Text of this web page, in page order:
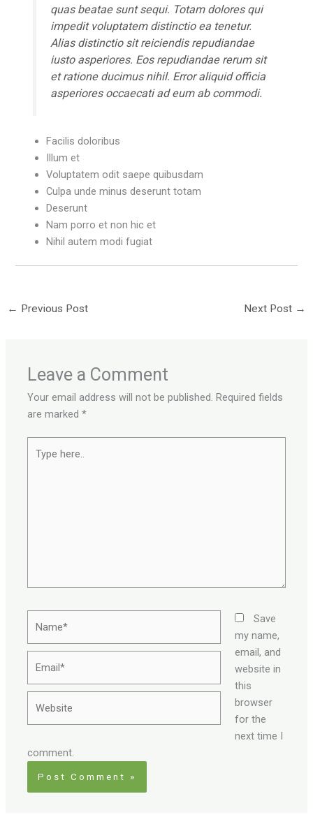
quas beatae sunt sequi. Totam dolores qui
impedit voluptatem distinctio ea tenetur.
Alias distinctio sit reiciendis repudiandae
iusto asperiores. Eos repudiandae rerum sit
et ratione ducimus nihil. Error aliquid officia
asperiores occaecati ad eum ab commodi.
Facilis doloribus
Illum et
Voluptatem odit saepe quibusdam
Culpa unde minus deserunt totam
Deserunt
Nam porro et non hic et
Nihil autem modi fugiat
← Previous Post Next Post →
Leave a Comment
Your email address will not be published. Required fields
are marked*
here..
Save
my name,
email, and
website in
this
browser
for the
next time I
comment.